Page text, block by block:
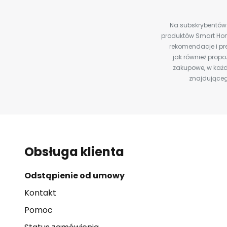
Na
produktów Smart
rekomendacje i
jak również
zakupowe, w
Obsługa klienta
Odstąpienie od umowy
Kontakt
Pomoc